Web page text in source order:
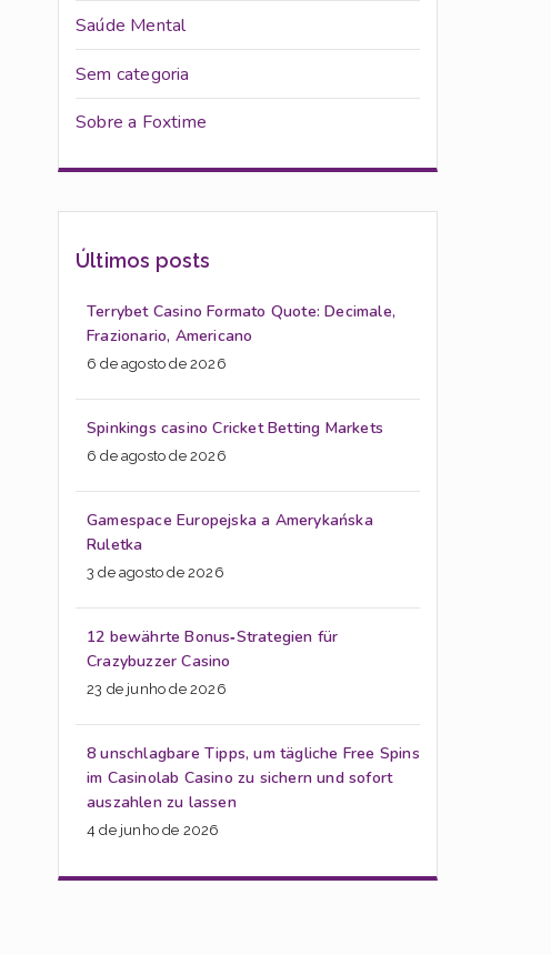
Saúde Mental
Sem categoria
Sobre a Foxtime
Últimos posts
Terrybet Casino Formato Quote: Decimale,
Frazionario, Americano
6 de agosto de 2026
Spinkings casino Cricket Betting Markets
6 de agosto de 2026
Gamespace Europejska a Amerykańska
Ruletka
3 de agosto de 2026
12 bewährte Bonus‑Strategien für
Crazybuzzer Casino
23 de junho de 2026
8 unschlagbare Tipps, um tägliche Free Spins
im Casinolab Casino zu sichern und sofort
auszahlen zu lassen
4 de junho de 2026